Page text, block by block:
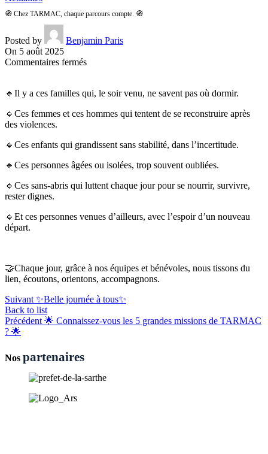
🧭 Chez TARMAC, chaque parcours compte. 🧭
Posted by
Benjamin Paris
On 5 août 2025
Commentaires ferméssur
TARMAC,
parcours
🔹Il y a ces familles qui, le soir venu, ne savent pas où dormir.
🔹Ces femmes et ces hommes qui tentent de se reconstruire après
des violences.
🔹Ces enfants qui grandissent sans stabilité, dans l’incertitude.
🔹Ces personnes âgées ou isolées, trop souvent oubliées.
🔹Ces sans-abris qui luttent chaque jour pour se nourrir, survivre,
rester dignes.
🔹Et ces personnes venues d’ailleurs, avec l’espoir d’un nouveau
départ.
🤝Chaque jour, grâce à nos équipes et bénévoles, nous tissons du
lien, écoutons, orientons, accompagnons.
Suivant ✨Belle journée à tous✨
Back to list
Précédent 🌟 Connaissez-vous les 5 grandes missions de TARMAC
? 🌟
Nos partenaires